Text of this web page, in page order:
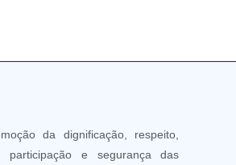
da dignificação, respeito,
participação e segurança das